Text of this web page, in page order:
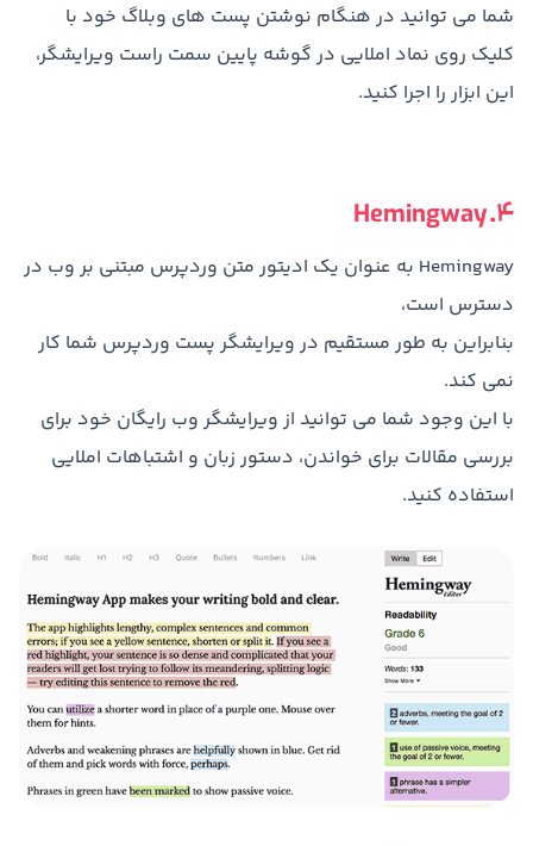
شما می توانید در هنگام نوشتن پست های وبلاگ خود با
کلیک روی نماد املایی در گوشه پایین سمت راست ویرایشگر،
این ابزار را اجرا کنید.
4. Hemingway
Hemingway به عنوان یک ادیتور متن وردپرس مبتنی بر وب در
دسترس است،
بنابراین به طور مستقیم در ویرایشگر پست وردپرس شما کار
نمی کند.
با این وجود شما می توانید از ویرایشگر وب رایگان خود برای
بررسی مقالات برای خواندن، دستور زبان و اشتباهات املایی
استفاده کنید.